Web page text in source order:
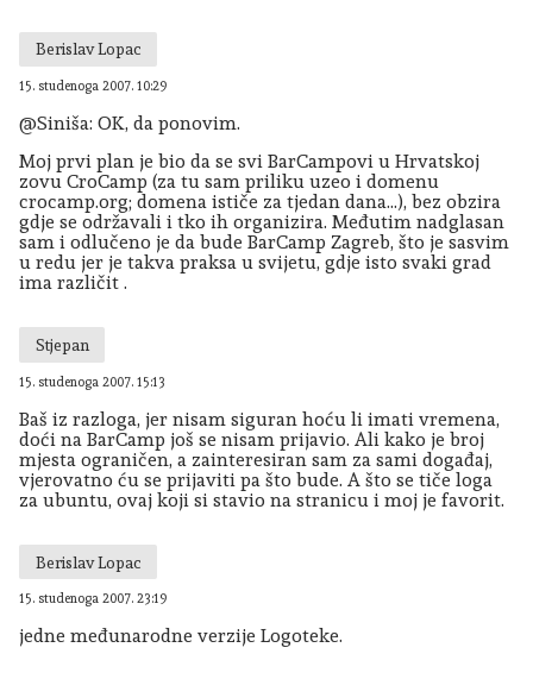
Berislav Lopac
15. studenoga 2007. 10:29
@Siniša: OK, da ponovim.
Moj prvi plan je bio da se svi BarCampovi u Hrvatskoj
zovu CroCamp (za tu sam priliku uzeo i domenu
crocamp.org; domena ističe za tjedan dana...), bez obzira
gdje se održavali i tko ih organizira. Međutim nadglasan
sam i odlučeno je da bude BarCamp Zagreb, što je sasvim
u redu jer je takva praksa u svijetu, gdje isto svaki grad
ima različit .
Stjepan
15. studenoga 2007. 15:13
Baš iz razloga, jer nisam siguran hoću li imati vremena,
doći na BarCamp još se nisam prijavio. Ali kako je broj
mjesta ograničen, a zainteresiran sam za sami događaj,
vjerovatno ću se prijaviti pa što bude. A što se tiče loga
za ubuntu, ovaj koji si stavio na stranicu i moj je favorit.
Berislav Lopac
15. studenoga 2007. 23:19
jedne međunarodne verzije Logoteke.